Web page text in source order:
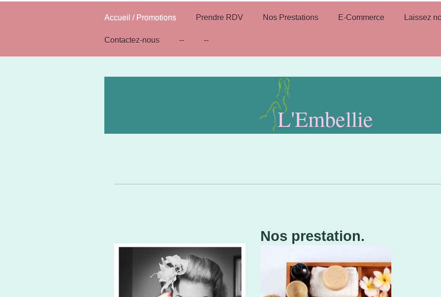
Accueil / Promotions Prendre RDV Nos Prestations E-Commerce Laissez
Contactez-nous -- --
L'Embellie
Nos prestation.